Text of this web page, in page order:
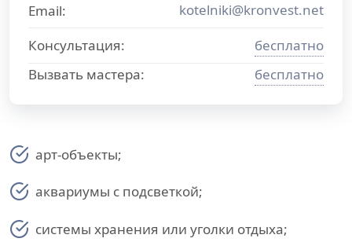
Email:
kotelniki@kronvest.net
Консультация:
бесплатно
Вызвать мастера:
бесплатно
арт-объекты;
аквариумы с подсветкой;
системы хранения или уголки отдыха;